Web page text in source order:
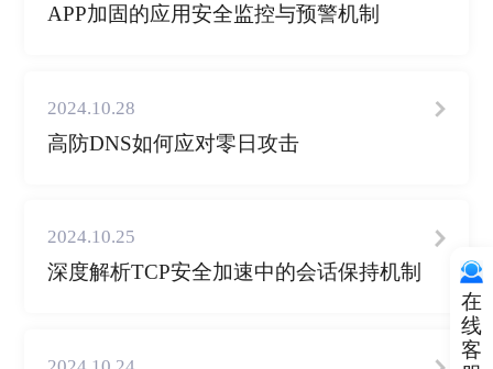
APP加固的应用安全监控与预警机制
2024.10.28
高防DNS如何应对零日攻击
2024.10.25
深度解析TCP安全加速中的会话保持机制
在
线
客